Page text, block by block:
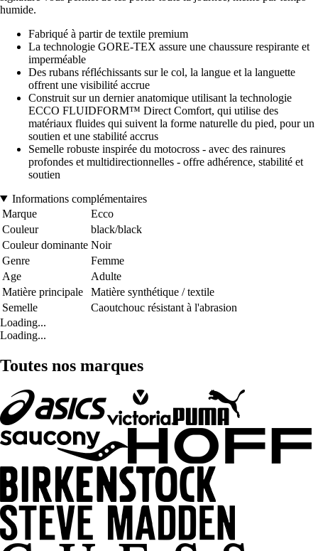
humide.
Fabriqué à partir de textile premium
La technologie GORE-TEX assure une chaussure respirante et
imperméable
Des rubans réfléchissants sur le col, la langue et la languette
offrent une visibilité accrue
Construit sur un dernier anatomique utilisant la technologie
ECCO FLUIDFORM™ Direct Comfort, qui utilise des
matériaux fluides qui suivent la forme naturelle du pied, pour un
soutien et une stabilité accrus
Semelle robuste inspirée du motocross - avec des rainures
profondes et multidirectionnelles - offre adhérence, stabilité et
soutien
Informations complémentaires
Marque
Ecco
Couleur
black/black
Couleur dominante Noir
Genre
Femme
Age
Adulte
Matière principale
Matière synthétique / textile
Semelle
Caoutchouc résistant à l'abrasion
Loading...
Loading...
Toutes nos marques